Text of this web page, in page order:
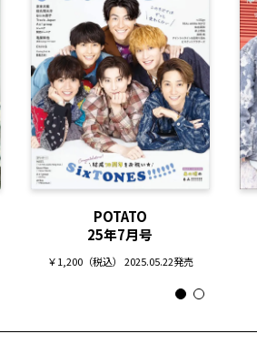
POTATO
25年7月号
￥1,200（税込） 2025.05.22発売